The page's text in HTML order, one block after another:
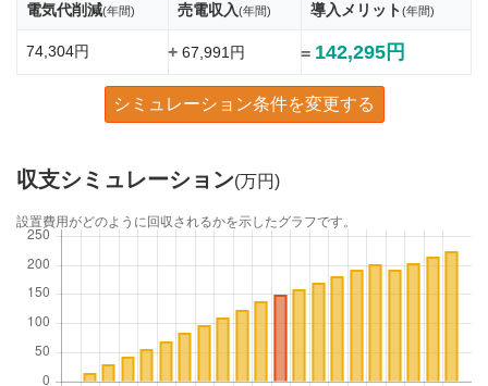
電気代削減(年間) 売電収入(年間) 導入メリット(年間)
74,304円 +67,991円 = 142,295円
シミュレーション条件を変更する
収支シミュレーション(万円)
設置費用がどのように回収されるかを示したグラフです。